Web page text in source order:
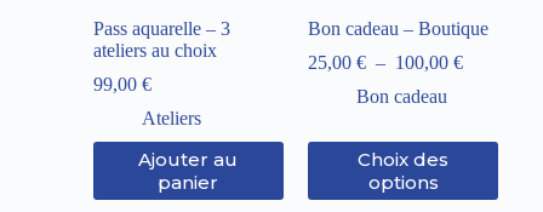
Pass aquarelle – 3
ateliers au choix
99,00 €
Ateliers
Ajouter au
panier
Bon cadeau – Boutique
25,00 € – 100,00 €
Bon cadeau
Choix des
options